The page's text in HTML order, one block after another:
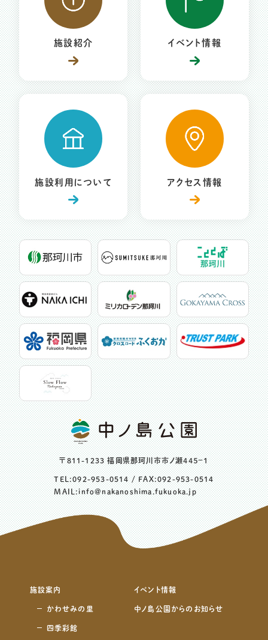
施設紹介 イベント情報
施設利用について アクセス情報
〒811-1233 福岡県那珂川市市ノ瀬４４５−１
TEL:092-953-0514/ FAX:092-953-0514
MAIL:info@nakanoshima.fukuoka.jp
施設案内
かわせみの里
四季彩館
イベント情報
中ノ島公園からのお知らせ